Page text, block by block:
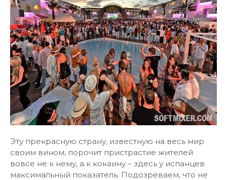
Эту прекрасную страну, известную на весь мир
своим вином, порочит пристрастие жителей
вовсе не к нему, а к кокаину – здесь у испанцев
максимальный показатель. Подозреваем, что не